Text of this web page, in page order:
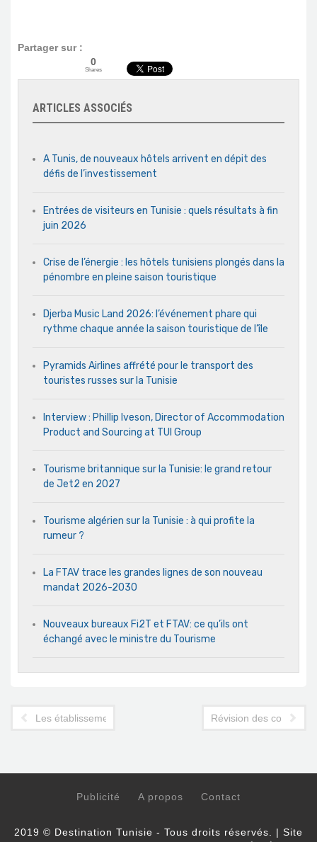
Partager sur :
0
Shares
ARTICLES ASSOCIÉS
A Tunis, de nouveaux hôtels arrivent en dépit des
défis de l’investissement
Entrées de visiteurs en Tunisie : quels résultats à fin
juin 2026
Crise de l’énergie : les hôtels tunisiens plongés dans la
pénombre en pleine saison touristique
Djerba Music Land 2026: l’événement phare qui
rythme chaque année la saison touristique de l’île
Pyramids Airlines affrété pour le transport des
touristes russes sur la Tunisie
Interview : Phillip Iveson, Director of Accommodation
Product and Sourcing at TUI Group
Tourisme britannique sur la Tunisie: le grand retour
de Jet2 en 2027
Tourisme algérien sur la Tunisie : à qui profite la
rumeur ?
La FTAV trace les grandes lignes de son nouveau
mandat 2026-2030
Nouveaux bureaux Fi2T et FTAV: ce qu’ils ont
échangé avec le ministre du Tourisme
Les établissements touristiques de petite taille se rapprochent
Révision des
Publicité A propos Contact
2019 © Destination Tunisie - Tous droits réservés. | Site